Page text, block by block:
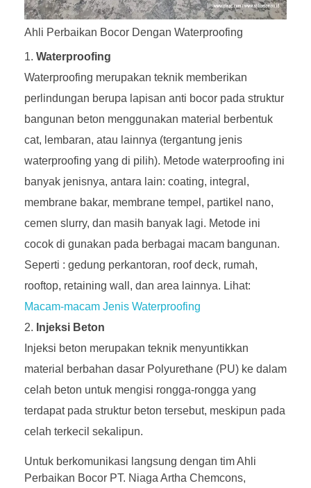
Ahli Perbaikan Bocor Dengan Waterproofing
Waterproofing
Waterproofing merupakan teknik memberikan
perlindungan berupa lapisan anti bocor pada struktur
bangunan beton menggunakan material berbentuk
cat, lembaran, atau lainnya (tergantung jenis
waterproofing yang di pilih). Metode waterproofing ini
banyak jenisnya, antara lain: coating, integral,
membrane bakar, membrane tempel, partikel nano,
cemen slurry, dan masih banyak lagi. Metode ini
cocok di gunakan pada berbagai macam bangunan.
Seperti : gedung perkantoran, roof deck, rumah,
rooftop, retaining wall, dan area lainnya. Lihat:
Macam-macam Jenis Waterproofing
Injeksi Beton
Injeksi beton merupakan teknik menyuntikkan
material berbahan dasar Polyurethane (PU) ke dalam
celah beton untuk mengisi rongga-rongga yang
terdapat pada struktur beton tersebut, meskipun pada
celah terkecil sekalipun.
Untuk berkomunikasi langsung dengan tim Ahli
Perbaikan Bocor PT. Niaga Artha Chemcons,